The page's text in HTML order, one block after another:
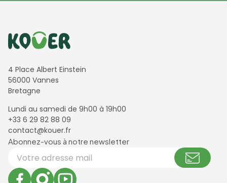
Informations de contact
4 Place Albert Einstein
56000 Vannes
Bretagne
Lundi au samedi de 9h00 à 19h00
+33 6 29 82 88 09
contact@kouer.fr
Newsletter et réseaux sociaux
Abonnez-vous à notre newsletter
Votre adresse email